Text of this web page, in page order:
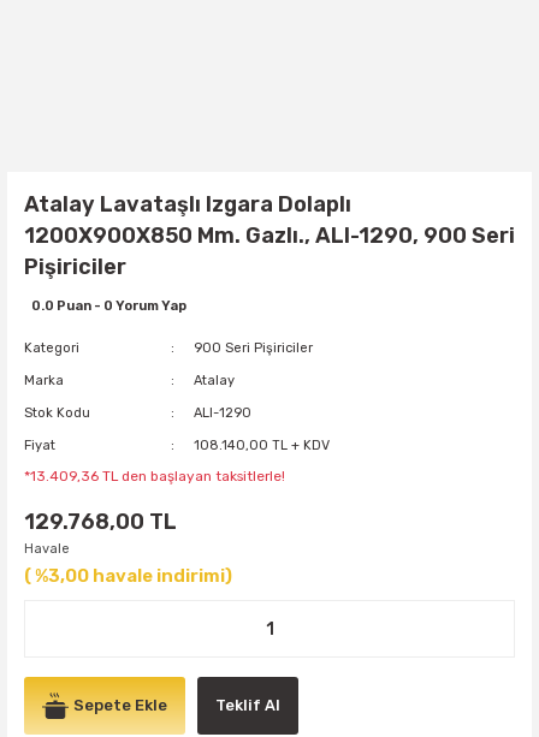
Atalay Lavataşlı Izgara Dolaplı
1200X900X850 Mm. Gazlı., ALI-1290, 900 Seri
Pişiriciler
0.0 Puan - 0 Yorum Yap
Kategori 900 Seri Pişiriciler
Marka Atalay
Stok Kodu ALI-1290
Fiyat 108.140,00 TL + KDV
*13.409,36 TL den başlayan taksitlerle!
129.768,00 TL
Havale
( %3,00 havale indirimi)
Sepete Ekle Teklif Al